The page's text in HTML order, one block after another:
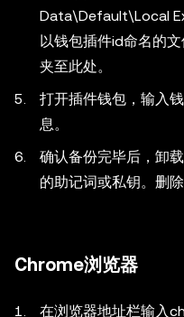
Data\Default\Local
以钱包插件id命名的
夹至此处。
打开插件钱包，输入
息。
确认备份完毕后，卸
的助记词或私钥。删
Chrome浏览器
在浏览器地址栏输入